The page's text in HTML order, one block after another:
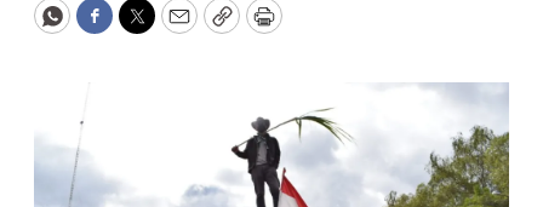
WhatsApp
Facebook
Twitter
EmailCopyPrint